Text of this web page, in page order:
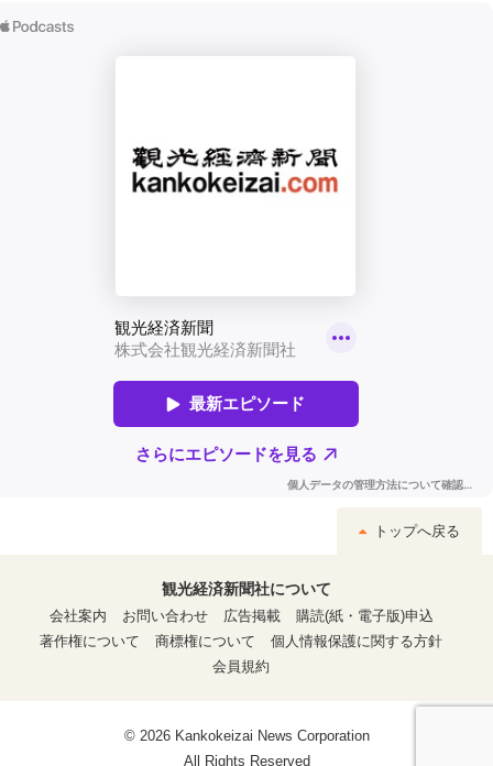
トップへ戻る
観光経済新聞社について
会社案内
お問い合わせ 広告掲載
購読(紙・電子版)申込
著作権について
商標権について
個人情報保護に関する方針
会員規約
© 2026 Kankokeizai News Corporation
All Rights Reserved